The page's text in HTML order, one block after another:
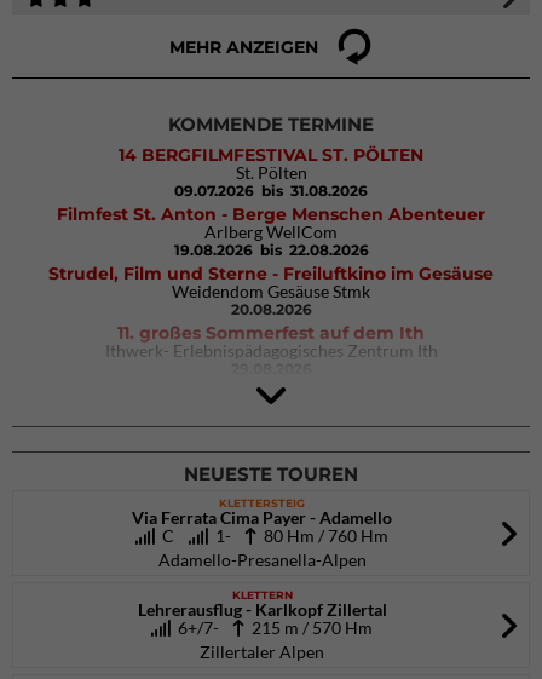
MEHR ANZEIGEN
KOMMENDE TERMINE
14 BERGFILMFESTIVAL ST. PÖLTEN
St. Pölten
09.07.2026 bis 31.08.2026
Filmfest St. Anton - Berge Menschen Abenteuer
Arlberg WellCom
19.08.2026 bis 22.08.2026
Strudel, Film und Sterne - Freiluftkino im Gesäuse
Weidendom Gesäuse Stmk
20.08.2026
11. großes Sommerfest auf dem Ith
Ithwerk- Erlebnispädagogisches Zentrum Ith
4Blocs KIDS 2026
DAV Kletter- & Boulderzentrum München Süd (Thalkirchen)
26.09.2026
NEUESTE TOUREN
KLETTERSTEIG
Via Ferrata Cima Payer - Adamello
C
1-
80 Hm / 760 Hm
Adamello-Presanella-Alpen
KLETTERN
Lehrerausflug - Karlkopf Zillertal
6+/7-
215 m / 570 Hm
Zillertaler Alpen